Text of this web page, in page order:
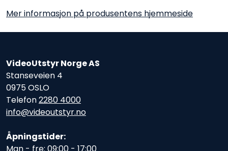
Mer informasjon på produsentens hjemmeside
VideoUtstyr Norge AS
Stanseveien 4
0975 OSLO
Telefon2280 4000
info@videoutstyr.no
Åpningstider:
Man - fre: 09:00 - 17:00